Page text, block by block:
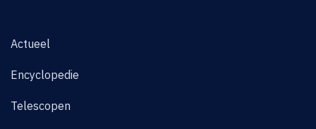
Actueel
Encyclopedie
Telescopen